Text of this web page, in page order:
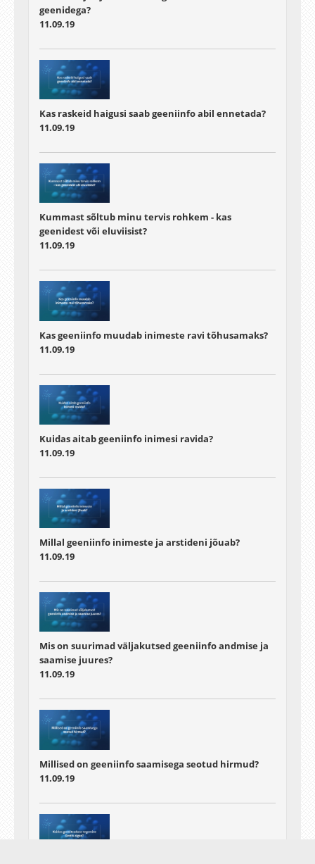
geenidega?
11.09.19
Kas raskeid haigusi saab geeniinfo abil ennetada?
11.09.19
Kummast sõltub minu tervis rohkem - kas
geenidest või eluviisist?
11.09.19
Kas geeniinfo muudab inimeste ravi tõhusamaks?
11.09.19
Kuidas aitab geeniinfo inimesi ravida?
11.09.19
Millal geeniinfo inimeste ja arstideni jõuab?
11.09.19
Mis on suurimad väljakutsed geeniinfo andmise ja
saamise juures?
11.09.19
Millised on geeniinfo saamisega seotud hirmud?
11.09.19